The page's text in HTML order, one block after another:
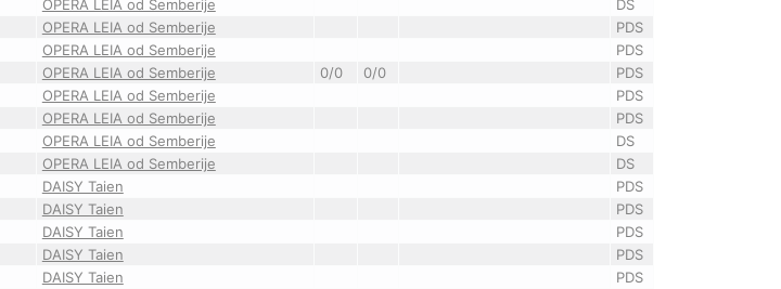
OPERA LEIA od Semberije
DS
OPERA LEIA od Semberije
PDS
OPERA LEIA od Semberije
PDS
OPERA LEIA od Semberije 0/0 0/0
PDS
OPERA LEIA od Semberije
PDS
OPERA LEIA od Semberije
PDS
OPERA LEIA od Semberije
DS
OPERA LEIA od Semberije
DS
DAISY Taien
PDS
DAISY Taien
PDS
DAISY Taien
PDS
DAISY Taien
PDS
DAISY Taien
PDS